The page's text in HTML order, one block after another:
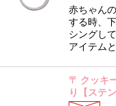
赤ちゃん
する時、
シングし
アイテム
〒 クッキ
り【ステ